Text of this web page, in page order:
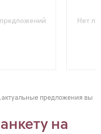
Нет
предложения вы
на